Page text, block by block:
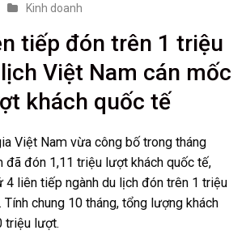
Kinh doanh
tiếp đón trên 1 triệu
Việt Nam cán mốc
khách quốc tế
Việt Nam vừa công bố trong tháng
đã đón 1,11 triệu lượt khách quốc tế,
4 liên tiếp ngành du lịch đón trên 1 triệu
chung 10 tháng, tổng lượng khách
triệu lượt.